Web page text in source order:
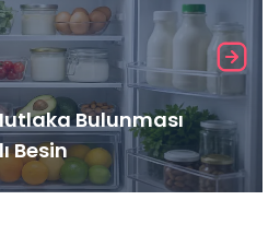
Bulunması
Besin